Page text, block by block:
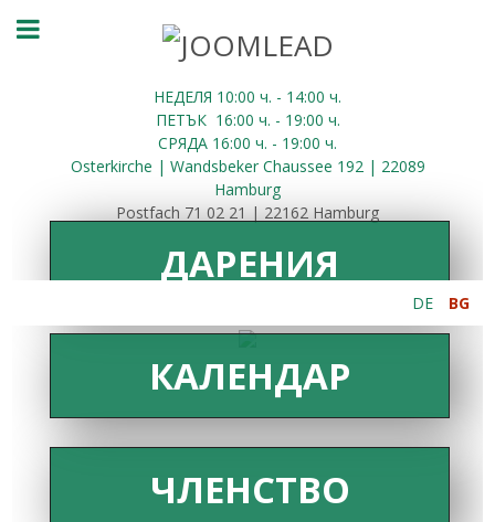
НЕДЕЛЯ 10:00 ч. - 14:00 ч.
ПЕТЪК 16:00 ч. - 19:00 ч.
СРЯДА 16:00 ч. - 19:00 ч.
Osterkirche | Wandsbeker Chaussee 192 | 22089
Hamburg
Postfach 71 02 21 | 22162 Hamburg
DE BG
ДАРЕНИЯ
КАЛЕНДАР
ЧЛЕНСТВО